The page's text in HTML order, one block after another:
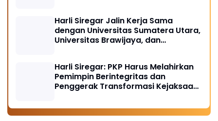
Harli Siregar Jalin Kerja Sama
dengan Universitas Sumatera Utara,
Universitas Brawijaya, dan
Tempuh Pendidikan Doktor (S3)
Hukum
Harli Siregar: PKP Harus Melahirkan
Pemimpin Berintegritas dan
Penggerak Transformasi Kejaksaan